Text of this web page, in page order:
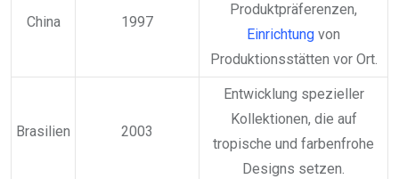
China 1997
Produktpräferenzen,
Einrichtung von
Produktionsstätten vor Ort.
Brasilien 2003
Entwicklung spezieller
Kollektionen, die auf
tropische und farbenfrohe
Designs setzen.